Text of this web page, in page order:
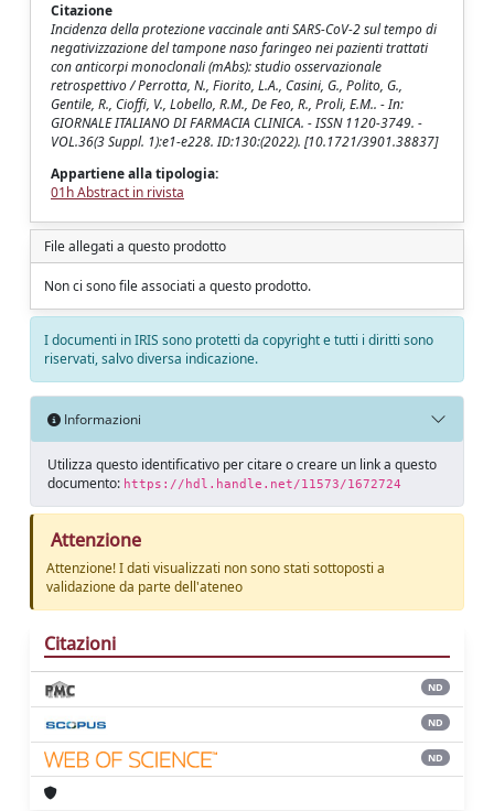
Citazione
Incidenza della protezione vaccinale anti SARS-CoV-2 sul tempo di
negativizzazione del tampone naso faringeo nei pazienti trattati
con anticorpi monoclonali (mAbs): studio osservazionale
retrospettivo / Perrotta, N., Fiorito, L.A., Casini, G., Polito, G.,
Gentile, R., Cioffi, V., Lobello, R.M., De Feo, R., Proli, E.M.. - In:
GIORNALE ITALIANO DI FARMACIA CLINICA. - ISSN 1120-3749. -
VOL.36(3 Suppl. 1):e1-e228. ID:130:(2022). [10.1721/3901.38837]
Appartiene alla tipologia:
01h Abstract in rivista
File allegati a questo prodotto
Non ci sono file associati a questo prodotto.
I documenti in IRIS sono protetti da copyright e tutti i diritti sono
riservati, salvo diversa indicazione.
Informazioni
Utilizza questo identificativo per citare o creare un link a questo
documento: https://hdl.handle.net/11573/1672724
Attenzione
Attenzione! I dati visualizzati non sono stati sottoposti a
validazione da parte dell'ateneo
Citazioni
ND
ND
ND